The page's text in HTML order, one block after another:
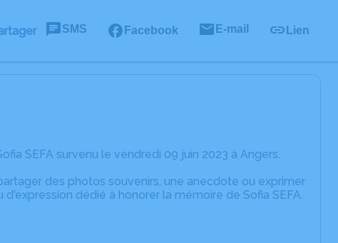
SMS Facebook E-mail Lien
SEFA survenu le vendredi 09 juin 2023 à Angers.
des photos souvenirs, une anecdote ou exprimer
dédié à honorer la mémoire de Sofia SEFA.